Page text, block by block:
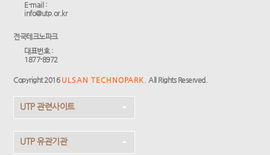
E-mail :
info@utp.or.kr
전국테크노파크
대표번호 :
1877-8972
Copyright 2016 ULSAN TECHNOPARK. All Rights Reserved.
UTP 관련사이트
UTP 유관기관